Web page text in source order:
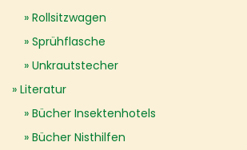
Rollsitzwagen
Sprühflasche
Unkrautstecher
Literatur
Bücher Insektenhotels
Bücher Nisthilfen